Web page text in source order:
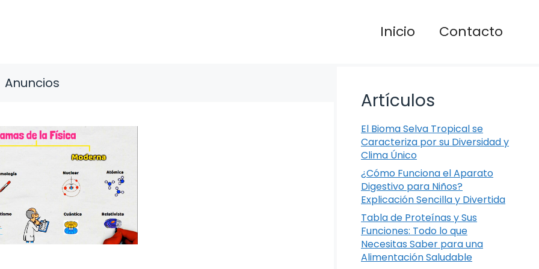
Inicio Contacto
Anuncios
Artículos
El Bioma Selva Tropical se
Caracteriza por su Diversidad y
Clima Único
¿Cómo Funciona el Aparato
Digestivo para Niños?
Explicación Sencilla y Divertida
Tabla de Proteínas y Sus
Funciones: Todo lo que
Necesitas Saber para una
Alimentación Saludable